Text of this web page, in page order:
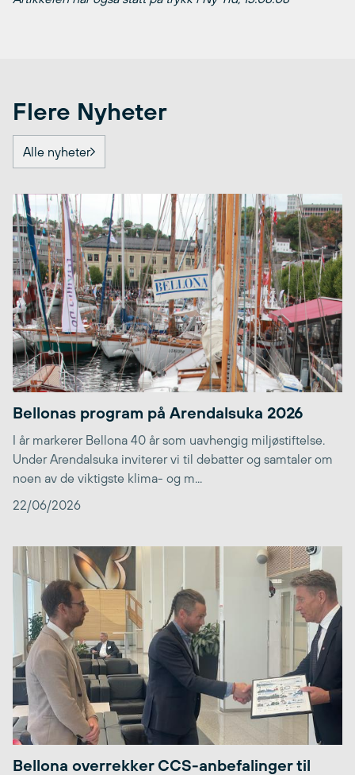
Flere Nyheter
Alle nyheter
Bellonas program på Arendalsuka 2026
I år markerer Bellona 40 år som uavhengig miljøstiftelse.
Under Arendalsuka inviterer vi til debatter og samtaler om
noen av de viktigste klima- og m...
22/06/2026
Bellona overrekker CCS-anbefalinger til